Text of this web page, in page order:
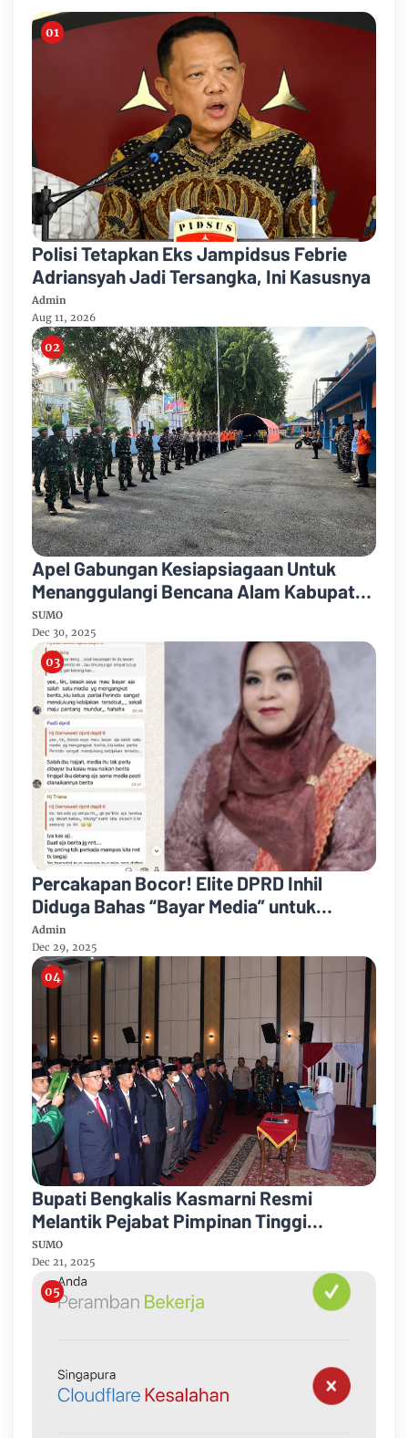
Polisi Tetapkan Eks Jampidsus Febrie
Adriansyah Jadi Tersangka, Ini Kasusnya
Admin
Aug 11, 2026
Apel Gabungan Kesiapsiagaan Untuk
Menanggulangi Bencana Alam Kabupaten
Bengkalis
SUMO
Dec 30, 2025
Percakapan Bocor! Elite DPRD Inhil
Diduga Bahas “Bayar Media” untuk
Dukung Kebijakan
Admin
Dec 29, 2025
Bupati Bengkalis Kasmarni Resmi
Melantik Pejabat Pimpinan Tinggi
Pratama
SUMO
Dec 21, 2025